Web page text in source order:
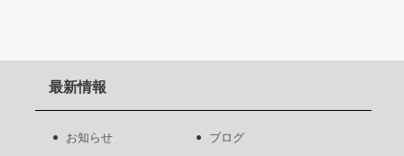
最新情報
お知らせ ブログ